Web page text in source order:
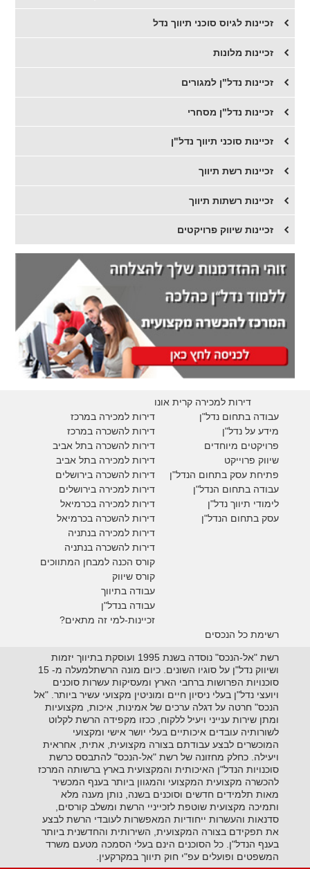
זכיינות לגיוס סוכני תיווך נדל
זכיינות מלונות
זכיינות נדל"ן למגורים
זכיינות נדל"ן מסחרי
זכיינות סוכני תיווך נדל"ן
זכיינות רשת תיווך
זכיינות רשתות תיווך
זכיינות שיווק פרויקטים
דירות למכירה קרית אונו
דירות למכירה במרכז
דירות להשכרה במרכז
דירות להשכרה בתל אביב
דירות למכירה בתל אביב
דירות להשכרה בירושלים
דירות למכירה בירושלים
דירות למכירה בכרמיאל
דירות להשכרה בכרמיאל
דירות למכירה בנתניה
דירות להשכרה בנתניה
קורס הכנה למבחן המתווכים
קורס שיווק
עבודה בתיווך
עבודה בנדל"ן
זכיינות-למי זה מתאים?
עבודה בתחום נדל"ן
מידע על נדל"ן
פרויקטים מיוחדים
שיווק פרוייקט
פתיחת עסק בתחום הנדל"ן
עבודה בתחום הנדל"ן
לימודי תיווך נדל"ן
עסק בתחום הנדל"ן
רשימת כל הנכסים
רשת "אל-הנכס" נוסדה בשנת 1995 ועוסקת בתיווך יזמות
ושיווק נדל"ן על סוגיו השונים. כיום מונה הרשתלמעלה מ- 15
סוכנויות הפרושות ברחבי הארץ ומעסיקות עשרות סוכנים
ויועצי נדל"ן בעלי ניסיון חיים ומוניטין מקצועי עשיר ביותר. "אל
הנכס" חרטה על דגלה ערכים של אמינות, איכות, מקצועיות
ומתן שירות ענייני ויעיל ללקוח, ככזו מקפידה הרשת לקלוט
לשורותיה עובדים איכותיים בעלי יושר אישי ומקצועי
המוכשרים לבצע עבודתם בצורה מקצועית, אתית, אחראית
ויעילה. כחלק מחזונה של רשת "אל-הנכס" להתבסס כרשת
סוכנויות הנדל"ן האיכותית והמקצועית בארץ ברשותה המרכז
להכשרה מקצועית המקצועי והמגוון ביותר בענף המכשיר
מאות תלמידים חדשים וסוכנים בשנה, נותן מענה מלא
ותמיכה מקצועית שוטפת לזכייניי הרשת ומשלב קורסים,
סדנאות והעשרות ייחודיות המאפשרות לעובדי הרשת לבצע
את תפקידם בצורה המקצועית, השירותית והחדשנית ביותר
בענף הנדל"ן. כל הסוכנים הינם בעלי הסמכה מטעם משרד
המשפטים ופועלים עפ"י חוק תיווך במקרקעין.